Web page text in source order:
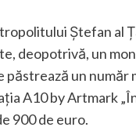
Ștefan al
deopotrivă, un
un număr
A10 by Artmark
900 de euro.